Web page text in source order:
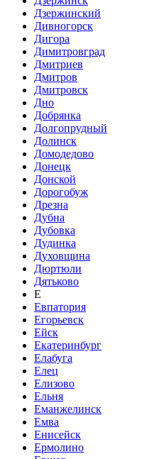
Дзержинский
Дивногорск
Дигора
Димитровград
Дмитриев
Дмитров
Дмитровск
Дно
Добрянка
Долгопрудный
Долинск
Домодедово
Донецк
Донской
Дорогобуж
Дрезна
Дубна
Дубовка
Дудинка
Духовщина
Дюртюли
Дятьково
Е
Евпатория
Егорьевск
Ейск
Екатеринбург
Елабуга
Елец
Елизово
Ельня
Еманжелинск
Емва
Енисейск
Ермолино